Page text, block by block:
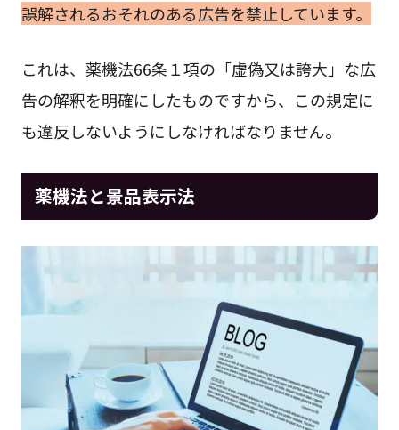
誤解されるおそれのある広告を禁止しています。
これは、薬機法66条１項の「虚偽又は誇大」な広
告の解釈を明確にしたものですから、この規定に
も違反しないようにしなければなりません。
薬機法と景品表示法